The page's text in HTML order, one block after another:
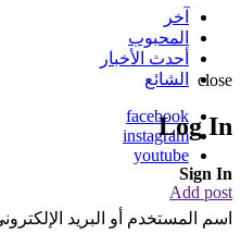
آخر
المحبوب
أحدث الأخبار
الشائع
facebook
instagram
youtube
Add post
close
Log In
Sign In
اسم المستخدم أو البريد